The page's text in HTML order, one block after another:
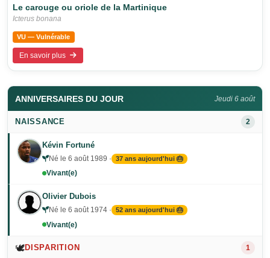
Le carouge ou oriole de la Martinique
Icterus bonana
VU — Vulnérable
En savoir plus
ANNIVERSAIRES DU JOUR Jeudi 6 août
NAISSANCE 2
Kévin Fortuné
Né le 6 août 1989 · 37 ans aujourd'hui 🎂
Vivant(e)
Olivier Dubois
Né le 6 août 1974 · 52 ans aujourd'hui 🎂
Vivant(e)
🕊️DISPARITION 1